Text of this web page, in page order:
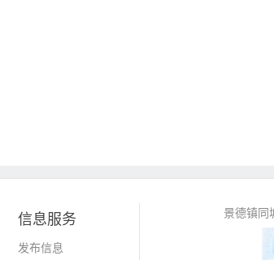
信息服务
发布信息
景德镇同